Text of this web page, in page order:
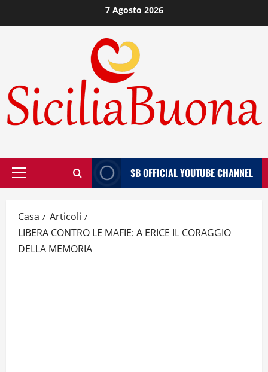
al
7 Agosto 2026
Menù
SB OFFICIAL YOUTUBE CHANNEL
Casa
Articoli
LIBERA CONTRO LE MAFIE: A ERICE IL CORAGGIO
DELLA MEMORIA